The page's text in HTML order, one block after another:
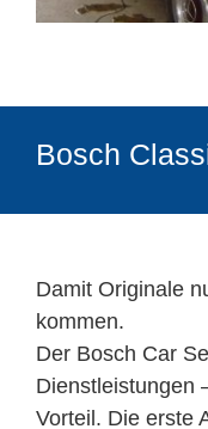
Bosch
Damit Originale
kommen.
Der Bosch Car
Dienstleistungen
Vorteil. Die erste